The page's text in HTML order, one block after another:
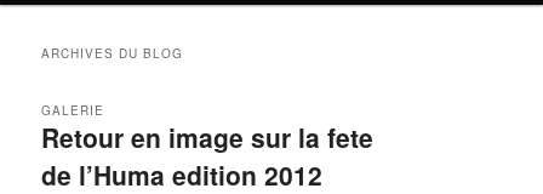
ARCHIVES DU BLOG
Retour en image sur la fete
de l’Huma edition 2012
GALERIE